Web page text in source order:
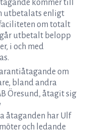
kommer till
utbetalats enligt
om totalt
utbetalt belopp
i och med
om
bland andra
Öresund, åtagit sig
åtaganden har Ulf
och ledande